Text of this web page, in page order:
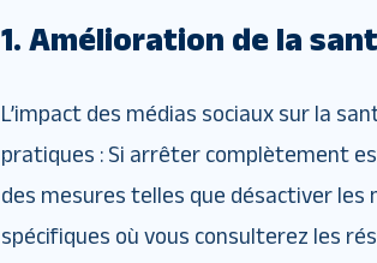
1. Amélioration de la
L’impact des médias sociaux sur la
pratiques : Si arrêter complètement
des mesures telles que désactiver
spécifiques où vous consulterez les